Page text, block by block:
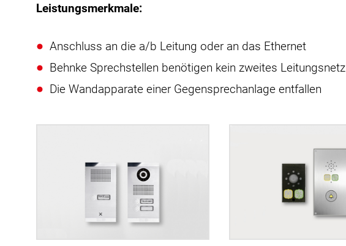
Leistungsmerkmale:
Anschluss an die a/b Leitung oder an das Ethernet
Behnke Sprechstellen benötigen kein zweites Leitungsnetz
Die Wandapparate einer Gegensprechanlage entfallen